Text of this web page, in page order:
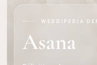
LOGICIEL
IDENTITÉ PRO
WEDDIPEDIA
Asana